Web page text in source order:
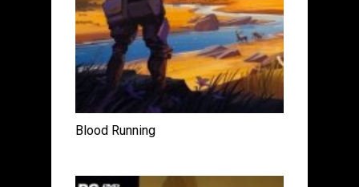
Blood Running